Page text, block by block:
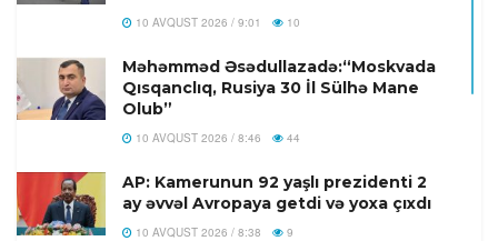
10 AVQUST 2026 / 9:01 10
Məhəmməd Əsədullazadə:“Moskvada
Qısqanclıq, Rusiya 30 İl Sülhə Mane
Olub”
10 AVQUST 2026 / 8:46 44
AP: Kamerunun 92 yaşlı prezidenti 2
ay əvvəl Avropaya getdi və yoxa çıxdı
10 AVQUST 2026 / 8:38 9